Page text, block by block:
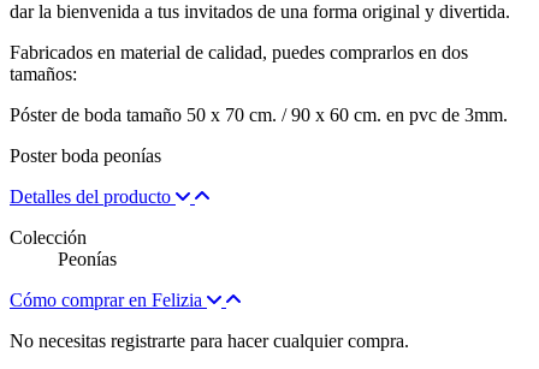
dar la bienvenida a tus invitados de una forma original y divertida.
Fabricados en material de calidad, puedes comprarlos en dos
tamaños:
Póster de boda tamaño 50 x 70 cm. / 90 x 60 cm. en pvc de 3mm.
Poster boda peonías
Detalles del producto
Colección
Peonías
Cómo comprar en Felizia
No necesitas registrarte para hacer cualquier compra.